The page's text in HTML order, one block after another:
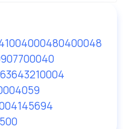
400048
10004